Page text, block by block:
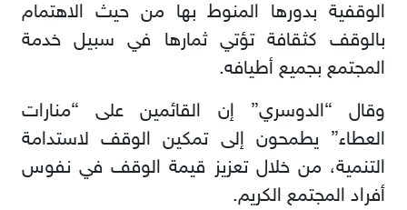
الوقفية بدورها المنوط بها من حيث الاهتمام
بالوقف كثقافة تؤتي ثمارها في سبيل خدمة
المجتمع بجميع أطيافه.
وقال “الدوسري” إن القائمين على “منارات
العطاء” يطمحون إلى تمكين الوقف لاستدامة
التنمية، من خلال تعزيز قيمة الوقف في نفوس
أفراد المجتمع الكريم.